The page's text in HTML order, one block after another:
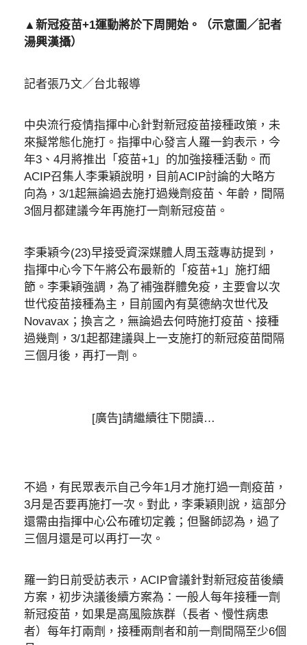
▲新冠疫苗+1運動將於下周開始。（示意圖／記者
湯興漢攝）
記者張乃文／台北報導
中央流行疫情指揮中心針對新冠疫苗接種政策，未
來擬常態化施打。指揮中心發言人羅一鈞表示，今
年3、4月將推出「疫苗+1」的加強接種活動。而
ACIP召集人李秉穎說明，目前ACIP討論的大略方
向為，3/1起無論過去施打過幾劑疫苗、年齡，間隔
3個月都建議今年再施打一劑新冠疫苗。
李秉穎今(23)早接受資深媒體人周玉蔻專訪提到，
指揮中心今下午將公布最新的「疫苗+1」施打細
節。李秉穎強調，為了補強群體免疫，主要會以次
世代疫苗接種為主，目前國內有莫德納次世代及
Novavax；換言之，無論過去何時施打疫苗、接種
過幾劑，3/1起都建議與上一支施打的新冠疫苗間隔
三個月後，再打一劑。
[廣告]請繼續往下閱讀…
不過，有民眾表示自己今年1月才施打過一劑疫苗，
3月是否要再施打一次。對此，李秉穎則說，這部分
還需由指揮中心公布確切定義；但醫師認為，過了
三個月還是可以再打一次。
羅一鈞日前受訪表示，ACIP會議針對新冠疫苗後續
方案，初步決議後續方案為：一般人每年接種一劑
新冠疫苗，如果是高風險族群（長者、慢性病患
者）每年打兩劑，接種兩劑者和前一劑間隔至少6個